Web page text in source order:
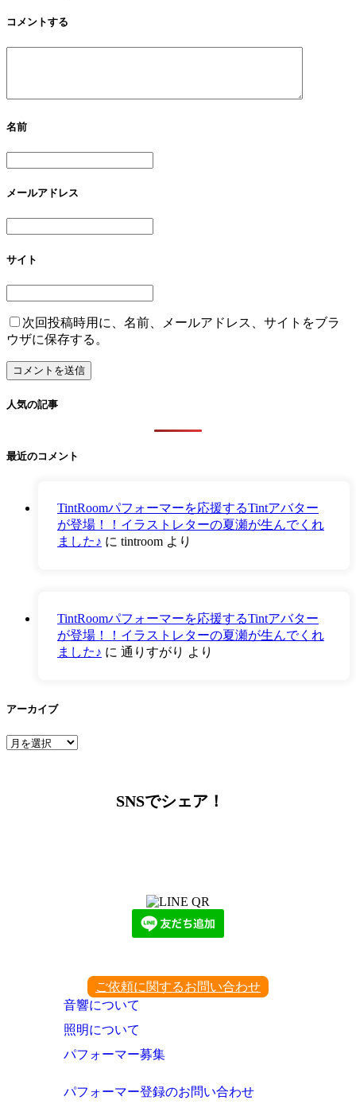
コメントする
名前
メールアドレス
サイト
次回投稿時用に、名前、メールアドレス、サイトをブラ
ウザに保存する。
人気の記事
最近のコメント
TintRoomパフォーマーを応援するTintアバター
が登場！！イラストレターの夏瀬が生んでくれ
ました♪ に tintroom より
TintRoomパフォーマーを応援するTintアバター
が登場！！イラストレターの夏瀬が生んでくれ
ました♪ に 通りすがり より
アーカイブ
ア
SNSでシェア！
ご依頼に関するお問い合わせ
音響について
照明について
パフォーマー募集
パフォーマー登録のお問い合わせ